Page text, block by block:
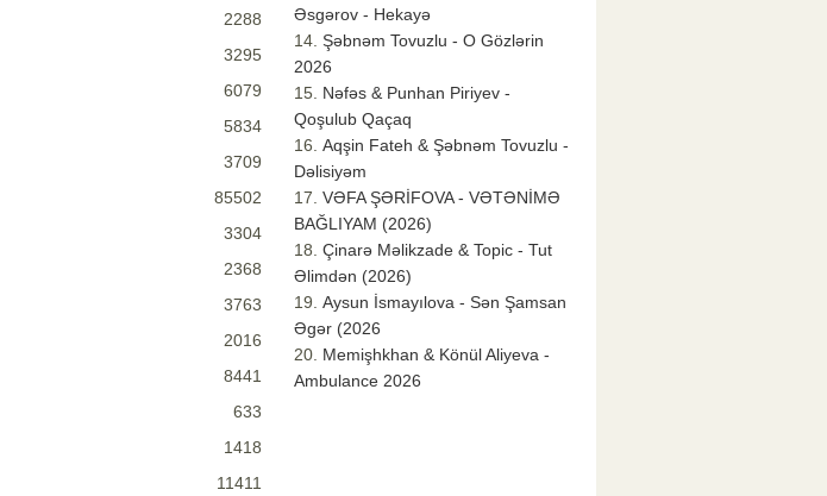
2288
3295
6079
5834
3709
85502
3304
2368
3763
2016
8441
633
1418
11411
Əsgərov - Hekayə
Şəbnəm Tovuzlu - O Gözlərin
2026
Nəfəs & Punhan Piriyev -
Qoşulub Qaçaq
Aqşin Fateh & Şəbnəm Tovuzlu -
Dəlisiyəm
VƏFA ŞƏRİFOVA - VƏTƏNİMƏ
BAĞLIYAM (2026)
Çinarə Məlikzade & Topic - Tut
Əlimdən (2026)
Aysun İsmayılova - Sən Şamsan
Əgər (2026
Memişhkhan & Könül Aliyeva -
Ambulance 2026